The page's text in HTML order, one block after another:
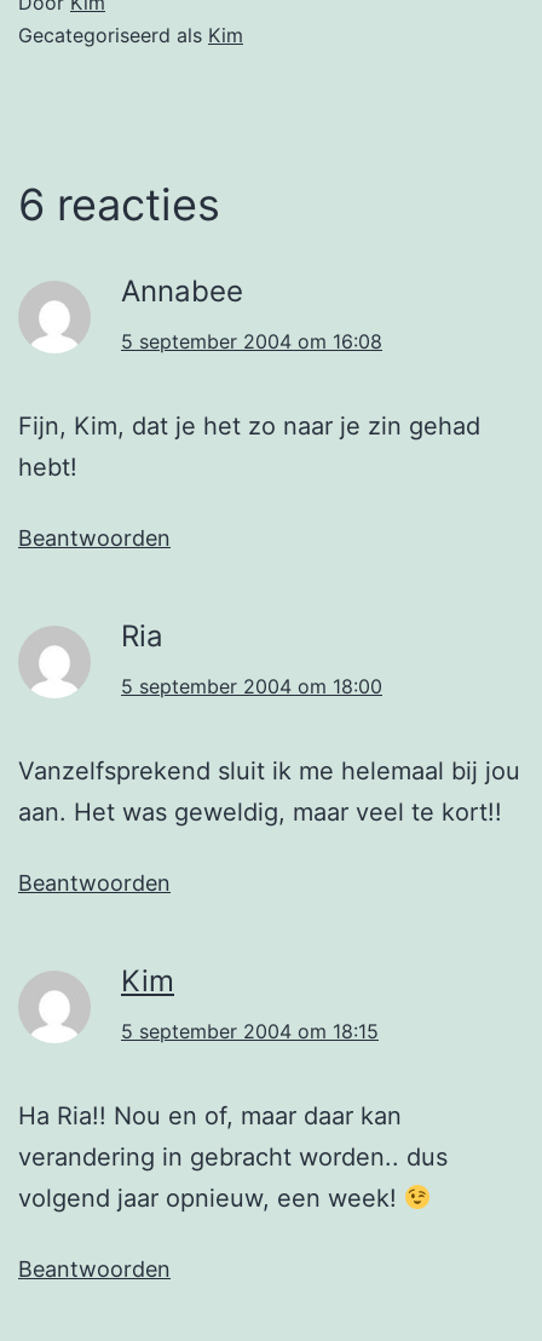
Gecategoriseerd als Kim
6 reacties
Annabee
5 september 2004 om 16:08
Fijn, Kim, dat je het zo naar je zin gehad
hebt!
Beantwoorden
Ria
5 september 2004 om 18:00
Vanzelfsprekend sluit ik me helemaal bij jou
aan. Het was geweldig, maar veel te kort!!
Beantwoorden
Kim
5 september 2004 om 18:15
Ha Ria!! Nou en of, maar daar kan
verandering in gebracht worden.. dus
volgend jaar opnieuw, een week!
Beantwoorden